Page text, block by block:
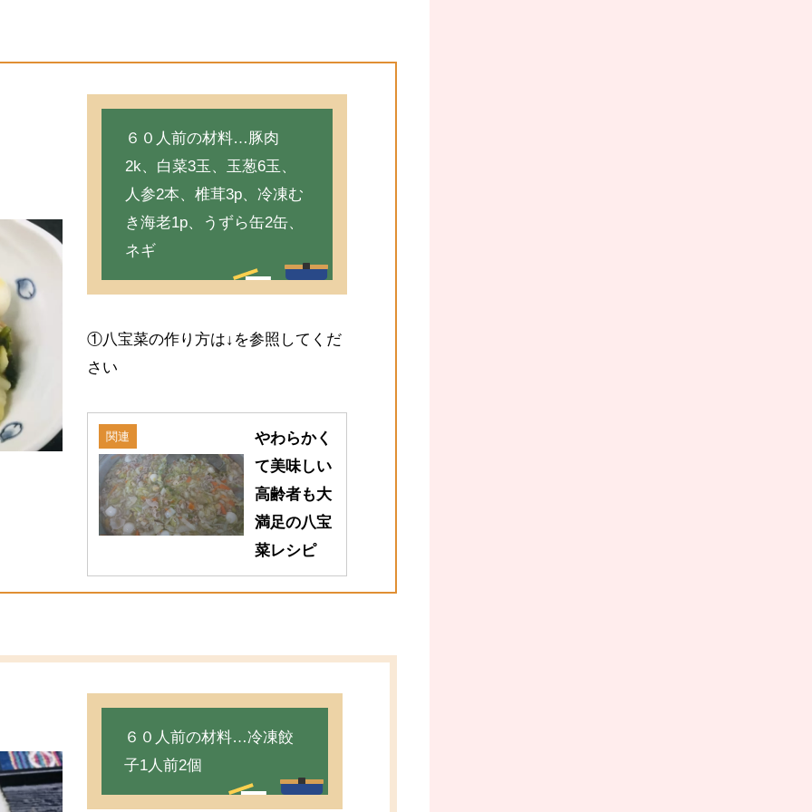
６０人前の材料…豚肉
2k、白菜3玉、玉葱6玉、
人参2本、椎茸3p、冷凍む
き海老1p、うずら缶2缶、
ネギ
①八宝菜の作り方は↓を参照してくだ
さい
関連
やわらかく
て美味しい
高齢者も大
満足の八宝
菜レシピ
６０人前の材料…冷凍餃
子1人前2個